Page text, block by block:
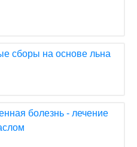
сборы на основе льна
болезнь - лечение